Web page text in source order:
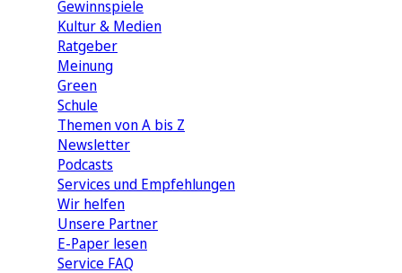
Gewinnspiele
Kultur & Medien
Ratgeber
Meinung
Green
Schule
Themen von A bis Z
Newsletter
Podcasts
Services und Empfehlungen
Wir helfen
Unsere Partner
E-Paper lesen
Service FAQ